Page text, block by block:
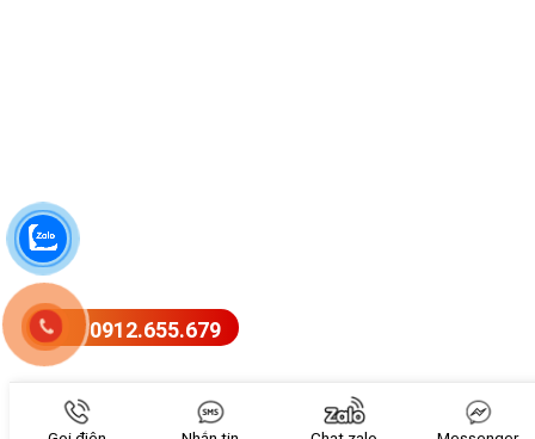
0912.655.679